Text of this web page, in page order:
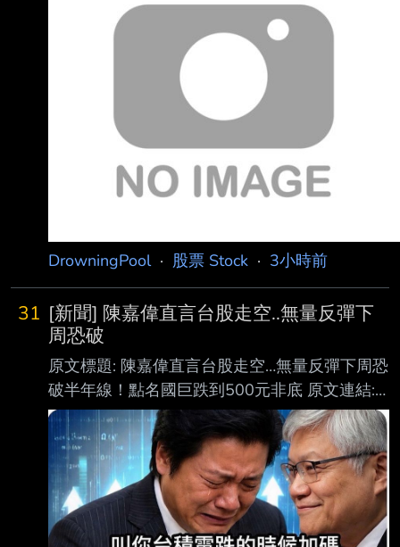
DrowningPool· 股票 Stock · 3小時前
31 [新聞] 陳嘉偉直言台股走空..無量反彈下
周恐破
原文標題: 陳嘉偉直言台股走空…無量反彈下周恐
破半年線！點名國巨跌到500元非底 原文連結:
https://udn.com/news/story/12806/9677420?
from=udn-catebreaknews_ch2 發布時間：
2026-08-07 15:35 記者署名： 聯合新聞網／
綜合報導 原文內容: 台股在經歷短期反彈後，市
場的多空對決又變得熱起來。分析師陳嘉偉在影
音節目中直接開 嗆，強調台股跟國際科技股的